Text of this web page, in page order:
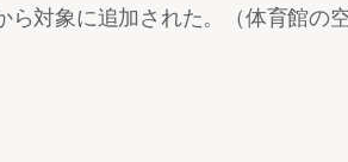
対象に追加された。（体育館の